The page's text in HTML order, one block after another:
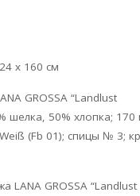
24 х 160 см
GROSSA “Landlust
шелка, 50% хлопка; 170
(Fb 01); спицы № 3;
LANA GROSSA “Landlust